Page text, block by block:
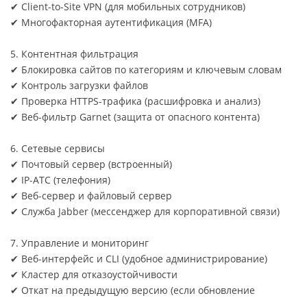
✔ Client-to-Site VPN (для мобильных сотрудников)
✔ Многофакторная аутентификация (MFA)
5. Контентная фильтрация
✔ Блокировка сайтов по категориям и ключевым словам
✔ Контроль загрузки файлов
✔ Проверка HTTPS-трафика (расшифровка и анализ)
✔ Веб-фильтр Garnet (защита от опасного контента)
6. Сетевые сервисы
✔ Почтовый сервер (встроенный)
✔ IP-АТС (телефония)
✔ Веб-сервер и файловый сервер
✔ Служба Jabber (мессенджер для корпоративной связи)
7. Управление и мониторинг
✔ Веб-интерфейс и CLI (удобное администрирование)
✔ Кластер для отказоустойчивости
✔ Откат на предыдущую версию (если обновление